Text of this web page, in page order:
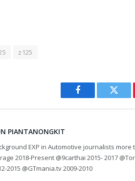
z125
Facebook
PIANTANONGKIT
EXP in Automotive journalists more
2018-Present @9carthai 2015- 2017
2015 @GTmania.tv 2009-2010